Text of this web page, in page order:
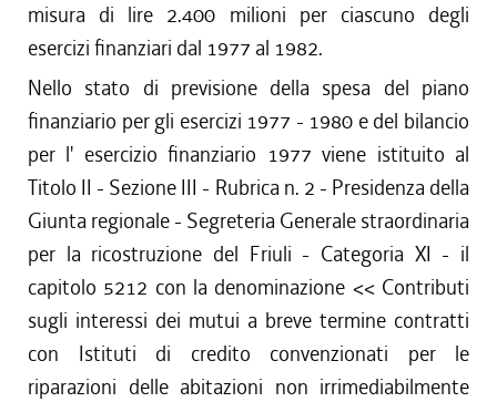
misura di lire 2.400 milioni per ciascuno degli
esercizi finanziari dal 1977 al 1982.
Nello stato di previsione della spesa del piano
finanziario per gli esercizi 1977 - 1980 e del bilancio
per l' esercizio finanziario 1977 viene istituito al
Titolo II - Sezione III - Rubrica n. 2 - Presidenza della
Giunta regionale - Segreteria Generale straordinaria
per la ricostruzione del Friuli - Categoria XI - il
capitolo 5212 con la denominazione << Contributi
sugli interessi dei mutui a breve termine contratti
con Istituti di credito convenzionati per le
riparazioni delle abitazioni non irrimediabilmente